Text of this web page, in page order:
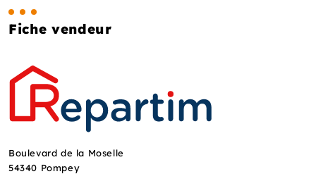
Fiche vendeur
Boulevard de la Moselle
54340 Pompey